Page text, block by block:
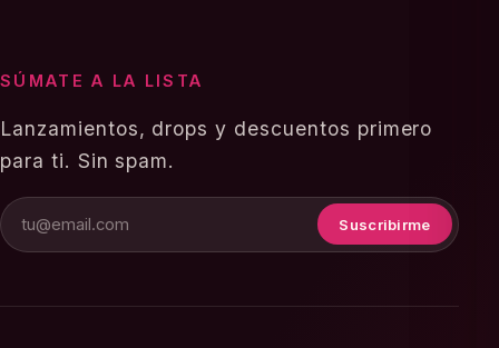
SÚMATE A LA LISTA
Lanzamientos, drops y descuentos primero
para ti. Sin spam.
Suscribirme